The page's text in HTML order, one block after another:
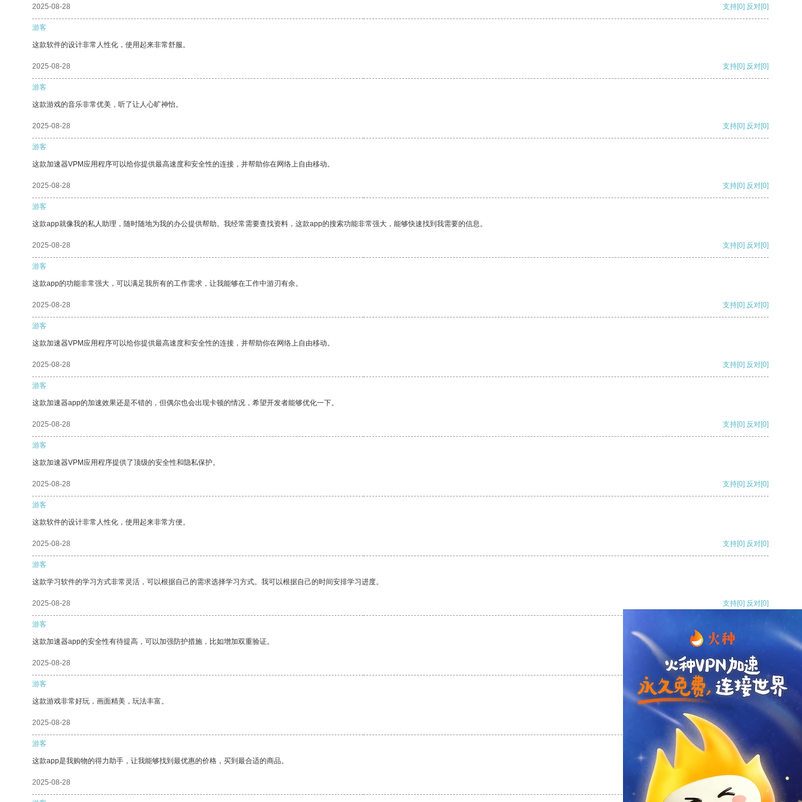
2025-08-28 支持[0] 反对[0]
游客
这款软件的设计非常人性化，使用起来非常舒服。
2025-08-28 支持[0] 反对[0]
游客
这款游戏的音乐非常优美，听了让人心旷神怡。
2025-08-28 支持[0] 反对[0]
游客
这款加速器VPM应用程序可以给你提供最高速度和安全性的连接，并帮助你在网络上自由移动。
2025-08-28 支持[0] 反对[0]
游客
这款app就像我的私人助理，随时随地为我的办公提供帮助。我经常需要查找资料，这款app的搜索功能非常强大，能够快速找到我需要的信息。
2025-08-28 支持[0] 反对[0]
游客
这款app的功能非常强大，可以满足我所有的工作需求，让我能够在工作中游刃有余。
2025-08-28 支持[0] 反对[0]
游客
这款加速器VPM应用程序可以给你提供最高速度和安全性的连接，并帮助你在网络上自由移动。
2025-08-28 支持[0] 反对[0]
游客
这款加速器app的加速效果还是不错的，但偶尔也会出现卡顿的情况，希望开发者能够优化一下。
2025-08-28 支持[0] 反对[0]
游客
这款加速器VPM应用程序提供了顶级的安全性和隐私保护。
2025-08-28 支持[0] 反对[0]
游客
这款软件的设计非常人性化，使用起来非常方便。
2025-08-28 支持[0] 反对[0]
游客
这款学习软件的学习方式非常灵活，可以根据自己的需求选择学习方式。我可以根据自己的时间安排学习进度。
2025-08-28 支持[0] 反对[0]
游客
这款加速器app的安全性有待提高，可以加强防护措施，比如增加双重验证。
2025-08-28 支持[0] 反对
游客
这款游戏非常好玩，画面精美，玩法丰富。
2025-08-28 支持
游客
这款app是我购物的得力助手，让我能够找到最优惠的价格，买到最合适的商品。
2025-08-28 反对 [0]